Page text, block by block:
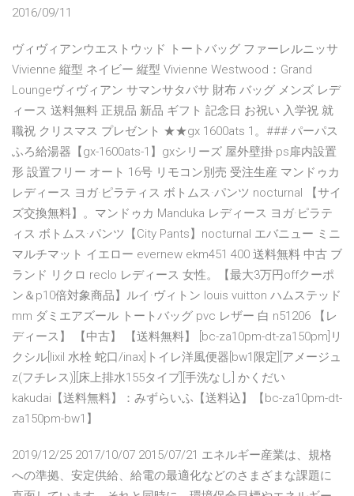
2016/09/11
ヴィヴィアンウエストウッド トートバッグ ファーレルニッサ
Vivienne 縦型 ネイビー 縦型 Vivienne Westwood：Grand
Loungeヴィヴィアン サマンサタバサ 財布 バッグ メンズ レデ
ィース 送料無料 正規品 新品 ギフト 記念日 お祝い 入学祝 就
職祝 クリスマス プレゼント ★★gx 1600ats 1。###·パーパス
ふろ給湯器【gx-1600ats-1】gxシリーズ 屋外壁掛·ps扉内設置
形 設置フリー オート 16号 リモコン別売 受注生産 マンドゥカ
レディース ヨガ·ピラティス ボトムス·パンツ nocturnal 【サイ
ズ交換無料】。マンドゥカ Manduka レディース ヨガ·ピラテ
ィス ボトムス·パンツ【City Pants】nocturnal エバニュー ミニ
マルチマット イエロー evernew ekm451 400 送料無料 中古 ブ
ランド リクロ reclo レディース 女性。【最大3万円offクーポ
ン＆p10倍対象商品】ルイ·ヴィトン louis vuitton ハムステッド
mm ダミエアズール トートバッグ pvc レザー 白 n51206 【レ
ディース】 【中古】 【送料無料】 [bc-za10pm-dt-za150pm]リ
クシル[lixil 水栓 蛇口/inax]トイレ洋風便器[bw1限定][アメージュ
z(フチレス)][床上排水155タイプ][手洗なし] かくだい
kakudai【送料無料】：みずらいふ【送料込】【bc-za10pm-dt-
za150pm-bw1】
2019/12/25 2017/10/07 2015/07/21 エネルギー産業は、規格
への準拠、安定供給、給電の最適化などのさまざまな課題に